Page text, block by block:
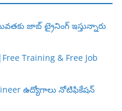
జాబ్ ట్రైనింగ్ ఇస్తున్నారు
Training & Free Job
ఉద్యోగాలు నోటిఫికేషన్